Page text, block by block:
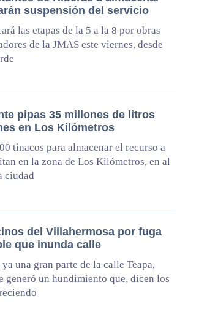
suspensión del servicio
las etapas de la 5 a la 8 por obras
de la JMAS este viernes, desde
pipas 35 millones de litros
en Los Kilómetros
tinacos para almacenar el recurso a
en la zona de Los Kilómetros, en al
ciudad
del Villahermosa por fuga
que inunda calle
una gran parte de la calle Teapa,
generó un hundimiento que, dicen los